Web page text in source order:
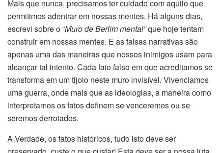
Mais que nunca, precisamos ter cuidado com aquilo que
permitimos adentrar em nossas mentes. Há alguns dias,
escrevi sobre o “Muro de Berlim mental”que hoje tentam
construir em nossas mentes. E as falsas narrativas são
apenas uma das maneiras que nossos inimigos usam para
alcançar tal intento. Cada fato falso em que acreditamos se
transforma em um tijolo neste muro invisível. Vivenciamos
uma guerra, onde mais que as ideologias, a maneira como
interpretamos os fatos definem se venceremos ou se
seremos derrotados.
A Verdade, os fatos históricos, tudo isto deve ser